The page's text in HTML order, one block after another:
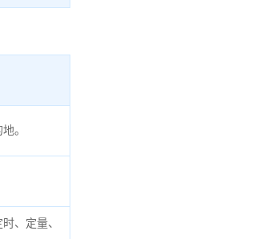
。
、定量、